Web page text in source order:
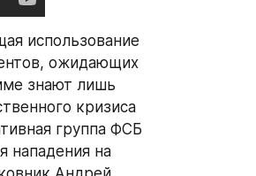
использование
ожидающих
знают лишь
кризиса
группа ФСБ
нападения на